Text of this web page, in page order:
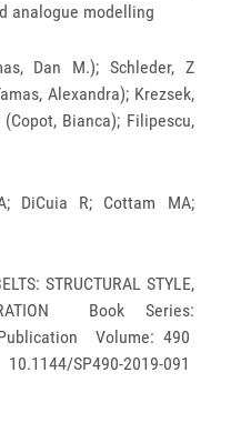
analogue modelling
Dan M.); Schleder, Z
Alexandra); Krezsek,
Bianca); Filipescu,
DiCuia R; Cottam MA;
STRUCTURAL STYLE,
Book Series:
Volume: 490
SP490-2019-091